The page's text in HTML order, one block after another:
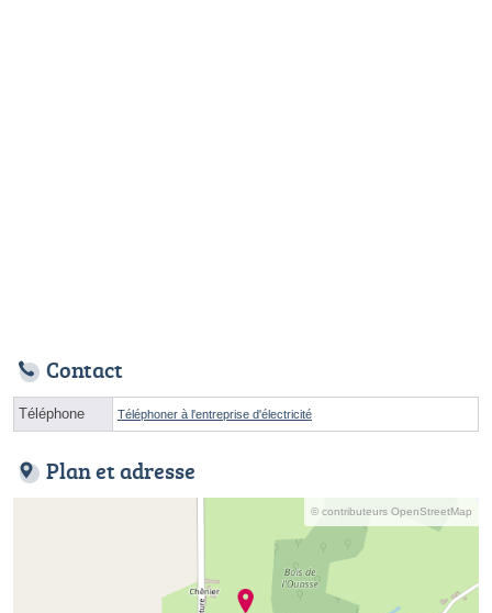
Contact
Téléphone Téléphoner à l'entreprise d'électricité
Plan et adresse
© contributeurs OpenStreetMap